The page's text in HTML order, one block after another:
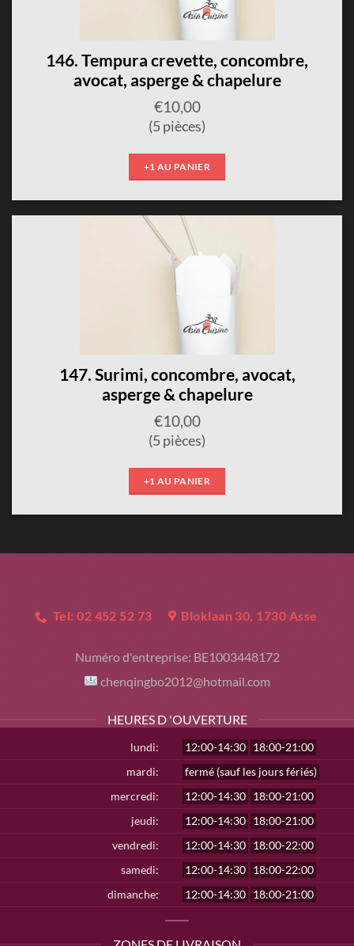
146. Tempura crevette, concombre,
avocat, asperge & chapelure
€10,00
(5 pièces)
+1 AU PANIER
147. Surimi, concombre, avocat,
asperge & chapelure
€10,00
(5 pièces)
+1 AU PANIER
Tel: 02 452 52 73 Bloklaan 30, 1730 Asse
Numéro d'entreprise: BE1003448172
chenqingbo2012@hotmail.com
HEURES D 'OUVERTURE
lundi: 12:00-14:30 18:00-21:00
mardi:
fermé (sauf les jours fériés)
mercredi:
12:00-14:30 18:00-21:00
jeudi:
12:00-14:30 18:00-21:00
vendredi:
12:00-14:30 18:00-22:00
samedi:
12:00-14:30 18:00-22:00
dimanche:
12:00-14:30 18:00-21:00